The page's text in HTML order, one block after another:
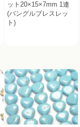
ット20×15×7mm 1連
(バングルブレスレッ
ト)